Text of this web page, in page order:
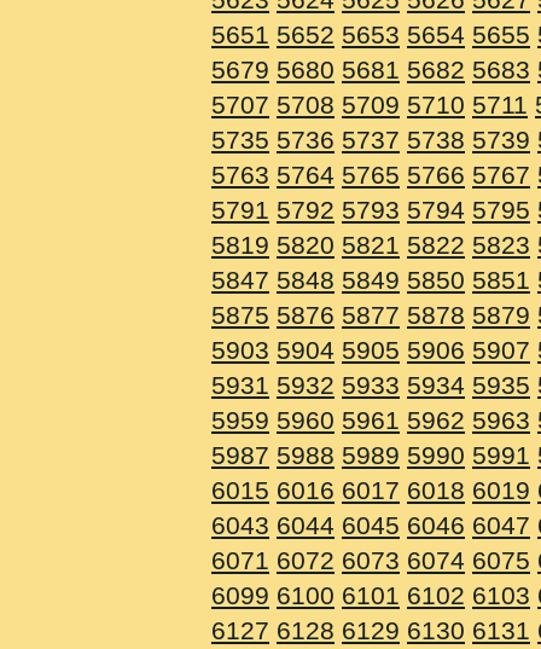
5651 5652 5653 5654 5655
5679 5680 5681 5682 5683
5707 5708 5709 5710 5711
5735 5736 5737 5738 5739
5763 5764 5765 5766 5767
5791 5792 5793 5794 5795
5819 5820 5821 5822 5823
5847 5848 5849 5850 5851
5875 5876 5877 5878 5879
5903 5904 5905 5906 5907
5931 5932 5933 5934 5935
5959 5960 5961 5962 5963
5987 5988 5989 5990 5991
6015 6016 6017 6018 6019
6043 6044 6045 6046 6047
6071 6072 6073 6074 6075
6099 6100 6101 6102 6103
6127 6128 6129 6130 6131